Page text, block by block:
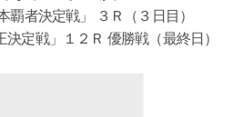
者決定戦」 ３Ｒ（３日目）
定戦」１２Ｒ 優勝戦（最終日）